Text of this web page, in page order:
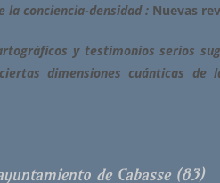
la conciencia-densidad : Nuevas
y testimonios serios
dimensiones cuánticas
de Cabasse (83)